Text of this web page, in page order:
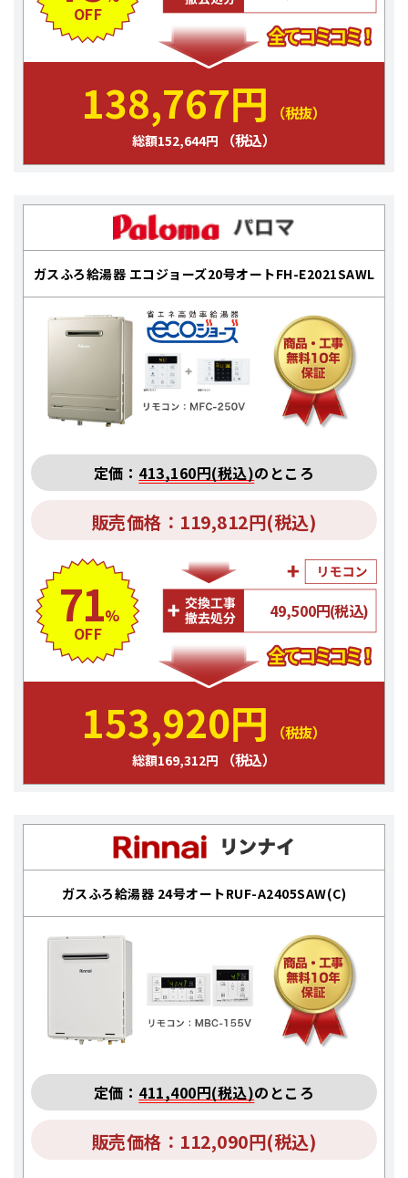
OFF
138,767円 （税抜）
総額152,644円 （税込）
ガスふろ給湯器 エコジョーズ20号オートFH-E2021SAWL
定価： 413,160円(税込)のところ
販売価格：119,812円(税込)
71%
OFF
49,500円(税込)
153,920円 （税抜）
総額169,312円 （税込）
ガスふろ給湯器 24号オートRUF-A2405SAW(C)
定価： 411,400円(税込)のところ
販売価格：112,090円(税込)